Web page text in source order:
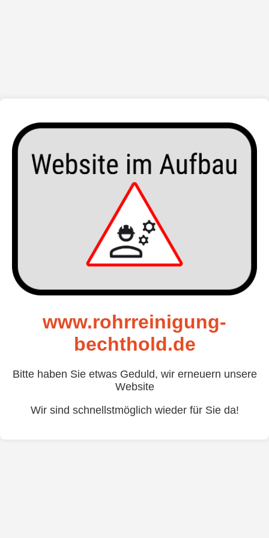
www.rohrreinigung-
bechthold.de
Bitte haben Sie etwas Geduld, wir erneuern unsere
Website
Wir sind schnellstmöglich wieder für Sie da!